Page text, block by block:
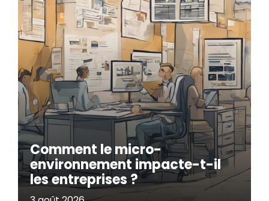
Comment le micro-
environnement impacte-t-il
les entreprises ?